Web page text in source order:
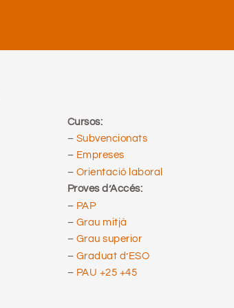
Cursos:
– Subvencionats
– Empreses
– Orientació laboral
Proves d’Accés:
– PAP
– Grau mitjà
– Grau superior
– Graduat d’ESO
– PAU +25 +45